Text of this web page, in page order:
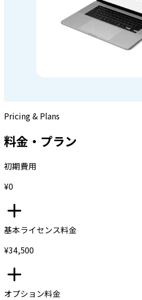
Pricing & Plans
料金・プラン
初期費用
¥0
基本ライセンス料金
¥34,500
オプション料金